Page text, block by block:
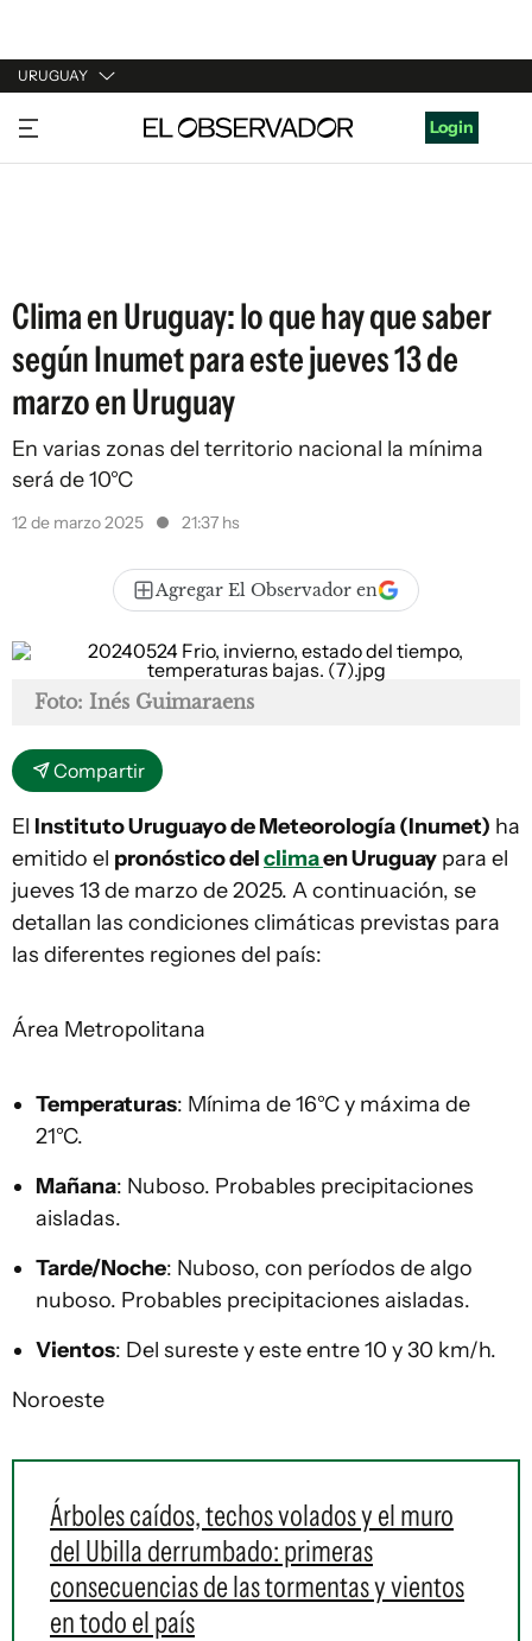
URUGUAY
URUGUAY
ARGENTINA
Login
Clima en Uruguay: lo que hay que saber
según Inumet para este jueves 13 de
marzo en Uruguay
En varias zonas del territorio nacional la mínima
será de 10°C
12 de marzo 2025 21:37 hs
Agregar El Observador en
Foto: Inés Guimaraens
Compartir
El Instituto Uruguayo de Meteorología (Inumet) ha
emitido el pronóstico delclimaen Uruguay para el
jueves 13 de marzo de 2025. A continuación, se
detallan las condiciones climáticas previstas para
las diferentes regiones del país:
Área Metropolitana
Temperaturas: Mínima de 16°C y máxima de
21°C.
Mañana: Nuboso. Probables precipitaciones
aisladas.
Tarde/Noche: Nuboso, con períodos de algo
nuboso. Probables precipitaciones aisladas.
Vientos: Del sureste y este entre 10 y 30 km/h.
Noroeste
Árboles caídos, techos volados y el muro
del Ubilla derrumbado: primeras
consecuencias de las tormentas y vientos
en todo el país